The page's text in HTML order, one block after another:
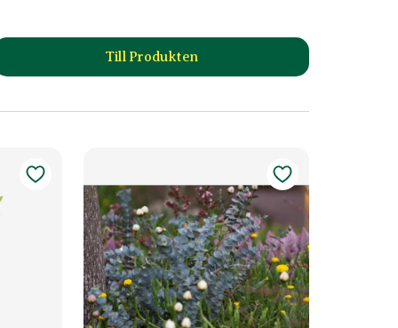
Till Produkten
till Olivträd produktsida